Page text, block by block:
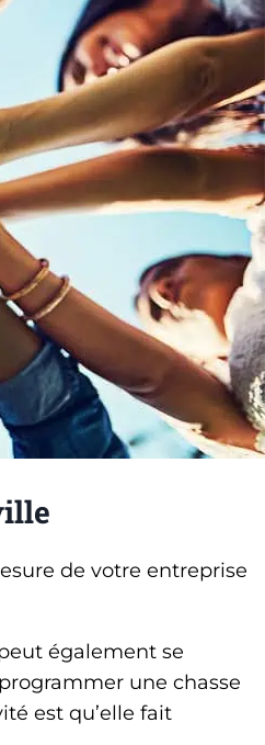
de votre entreprise
également se
une chasse
est qu’elle fait